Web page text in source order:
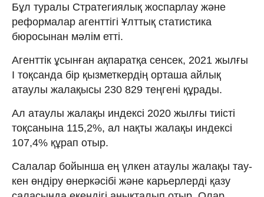
Бұл туралы Стратегиялық жоспарлау және
реформалар агенттігі Ұлттық статистика
бюросынан мәлім етті.
Агенттік ұсынған ақпаратқа сенсек, 2021 жылғы
І тоқсанда бір қызметкердің орташа айлық
атаулы жалақысы 230 829 теңгені құрады.
Ал атаулы жалақы индексі 2020 жылғы тиісті
тоқсанына 115,2%, ал нақты жалақы индексі
107,4% құрап отыр.
Салалар бойынша ең үлкен атаулы жалақы тау-
кен өндіру өнеркәсібі және карьерлерді қазу